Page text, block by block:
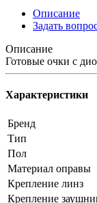
Описание
Задать
Описание
Готовые очки с
Характеристики
Бренд
Тип
Пол
Материал оправы
Крепление линз
Крепление